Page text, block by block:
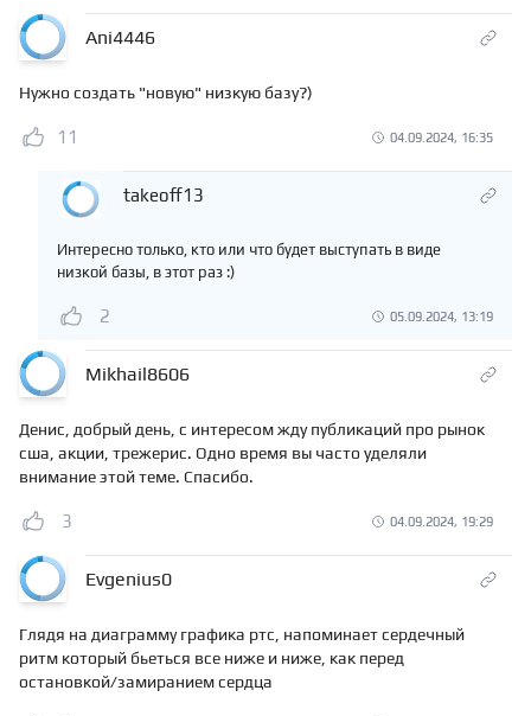
Ani4446
Нужно создать "новую" низкую базу?)
11 04.09.2024, 16:35
takeoff13
Интересно только, кто или что будет выступать в виде
низкой базы, в этот раз :)
2 05.09.2024, 13:19
Mikhail8606
Денис, добрый день, с интересом жду публикаций про рынок
сша, акции, трежерис. Одно время вы часто уделяли
внимание этой теме. Спасибо.
3 04.09.2024, 19:29
Evgenius0
Глядя на диаграмму графика ртс, напоминает сердечный
ритм который бьеться все ниже и ниже, как перед
остановкой/замиранием сердца